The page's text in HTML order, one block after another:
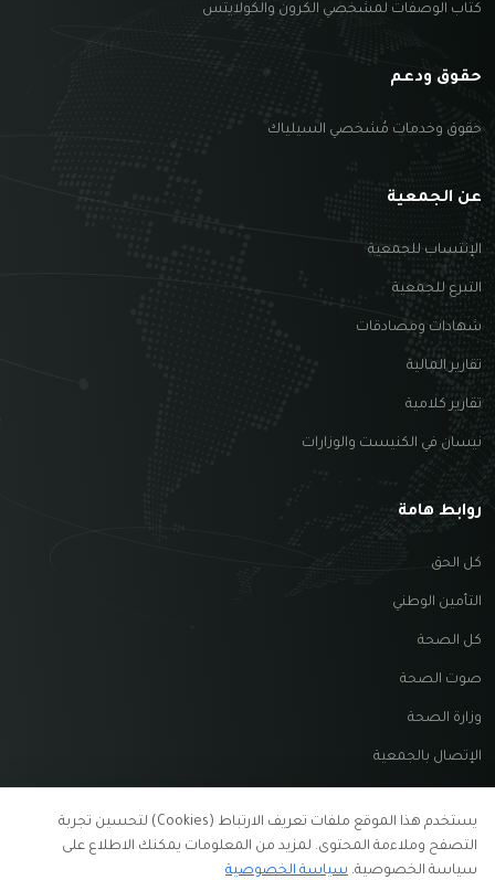
كتاب الوصفات لمشخصي الكرون والكولايتس
حقوق ودعم
حقوق وخدمات مُشخصي السيلياك
عن الجمعية
الإنتساب للجمعية
التبرع للجمعية
شهادات ومصادقات
تقارير المالية
تقارير كلامية
نيسان في الكنيست والوزارات
روابط هامة
كل الحق
التأمين الوطني
كل الصحة
صوت الصحة
وزارة الصحة
الإتصال بالجمعية
קומרק
يستخدم هذا الموقع ملفات تعريف الارتباط (Cookies) لتحسين تجربة
التصفح وملاءمة المحتوى. لمزيد من المعلومات يمكنك الاطلاع على
سياسة الخصوصية. سياسة الخصوصية